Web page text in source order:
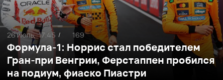
Формула-1: Норрис стал победителем
Гран-при Венгрии, Ферстаппен пробился
на подиум, фиаско Пиастри
26 июль, 17:45 / 169